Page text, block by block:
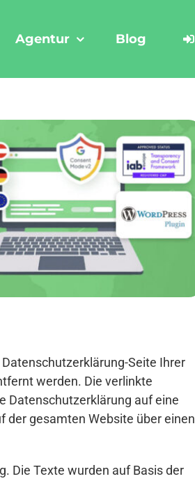
Agentur Blog
Seite Ihrer
werden. Die verlinkte
Datenschutzerklärung auf eine
der gesamten Website über einen
Die Texte wurden auf Basis der